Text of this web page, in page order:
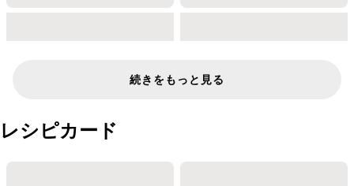
続きをもっと見る
レシピカード